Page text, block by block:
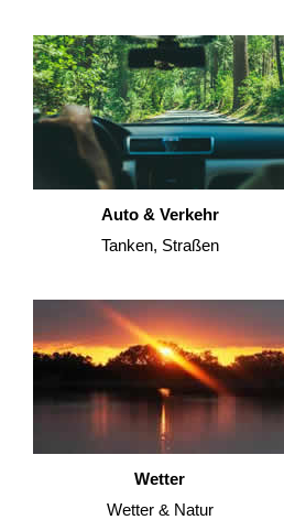
Auto & Verkehr
Tanken, Straßen
Wetter
Wetter & Natur